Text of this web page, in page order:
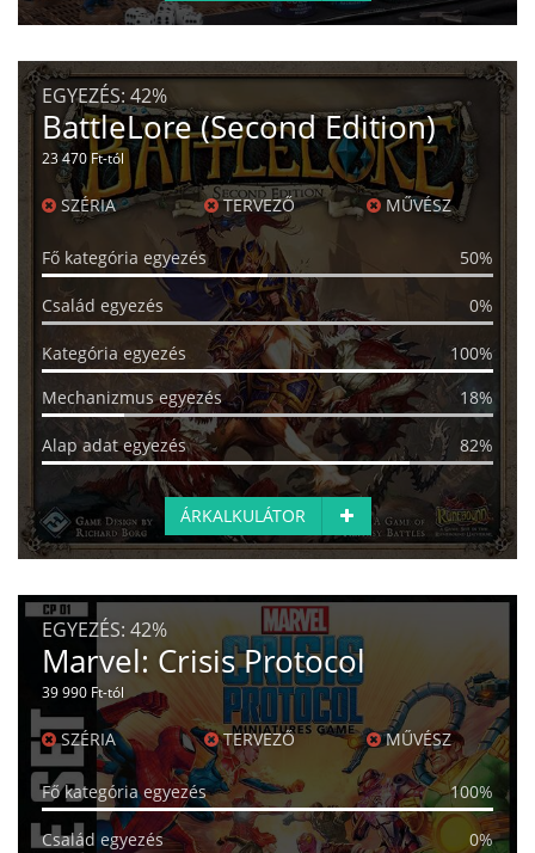
EGYEZÉS: 42%
BattleLore (Second Edition)
23 470 Ft-tól
SZÉRIA TERVEZŐ MŰVÉSZ
Fő kategória egyezés 50%
Család egyezés 0%
Kategória egyezés
100%
Mechanizmus egyezés
18%
Alap adat egyezés 82%
ÁRKALKULÁTOR
EGYEZÉS: 42%
Marvel: Crisis Protocol
39 990 Ft-tól
SZÉRIA TERVEZŐ MŰVÉSZ
Fő kategória egyezés 100%
Család egyezés 0%